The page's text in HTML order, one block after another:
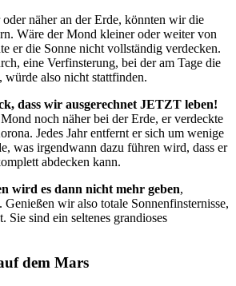
näher an der Erde, könnten wir die
Wäre der Mond kleiner oder weiter von
er die Sonne nicht vollständig verdecken.
eine Verfinsterung, bei der am Tage die
würde also nicht stattfinden.
dass wir ausgerechnet JETZT leben!
noch näher bei der Erde, er verdeckte
Jedes Jahr entfernt er sich um wenige
was irgendwann dazu führen wird, dass er
abdecken kann.
wird es dann nicht mehr geben,
wir also totale Sonnenfinsternisse,
Sie sind ein seltenes grandioses
dem Mars